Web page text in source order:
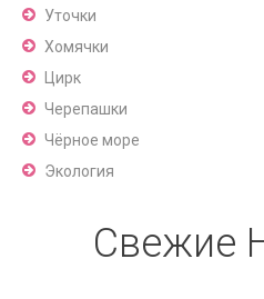
Уточки
Хомячки
Цирк
Черепашки
Чёрное море
Экология
Свежие